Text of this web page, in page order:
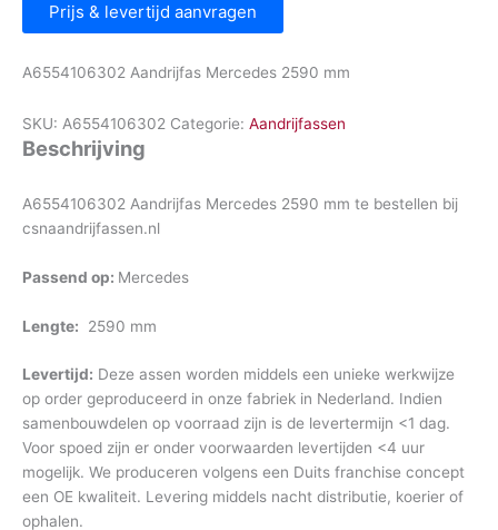
Prijs & levertijd aanvragen
A6554106302 Aandrijfas Mercedes 2590 mm
SKU: A6554106302 Categorie: Aandrijfassen
Beschrijving
A6554106302 Aandrijfas Mercedes 2590 mm te bestellen bij
csnaandrijfassen.nl
Passend op: Mercedes
Lengte: 2590 mm
Levertijd: Deze assen worden middels een unieke werkwijze
op order geproduceerd in onze fabriek in Nederland. Indien
samenbouwdelen op voorraad zijn is de levertermijn <1 dag.
Voor spoed zijn er onder voorwaarden levertijden <4 uur
mogelijk. We produceren volgens een Duits franchise concept
een OE kwaliteit. Levering middels nacht distributie, koerier of
ophalen.